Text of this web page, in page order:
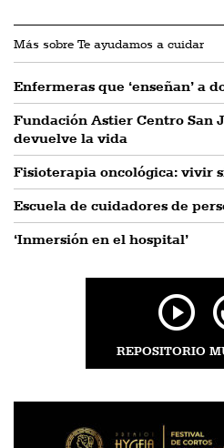
Más sobre Te ayudamos a cuidar
Enfermeras que ‘enseñan’ a
Fundación Astier Centro San
devuelve la vida
Fisioterapia oncológica: vivir
Escuela de cuidadores de
‘Inmersión en el hospital’
REPOSITORIO